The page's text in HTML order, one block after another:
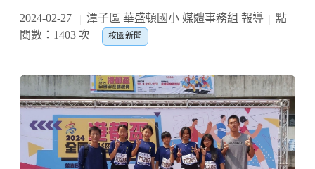
2024-02-27 潭子區 華盛頓國小 媒體事務組 報導
點
閱數：1403 次
校園新聞